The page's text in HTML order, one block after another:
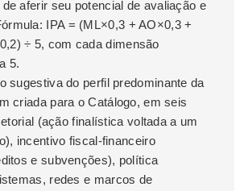
aferir seu potencial de avaliação e
IPA = (ML×0,3 + AO×0,3 +
÷ 5, com cada dimensão
5.
sugestiva do perfil predominante da
criada para o Catálogo, em seis
(ação finalística voltada a um
incentivo fiscal-financeiro
e subvenções), política
redes e marcos de